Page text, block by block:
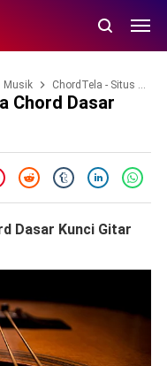
Musik ChordTela - Situs Penyedia Chord Dasar Kunci Gitar yang Lengkap
Chord Dasar
Dasar Kunci Gitar